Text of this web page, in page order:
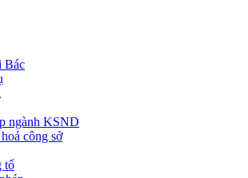
Bác
ngành KSND
công sở
tố